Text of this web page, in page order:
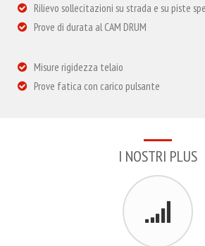
Rilievo sollecitazioni su strada e su piste
Prove di durata al CAM DRUM
Misure rigidezza telaio
Prove fatica con carico pulsante
I NOSTRI PLUS